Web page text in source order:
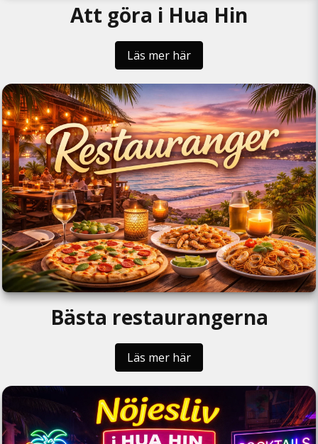
Att göra i Hua Hin
Läs mer här
Bästa restaurangerna
Läs mer här